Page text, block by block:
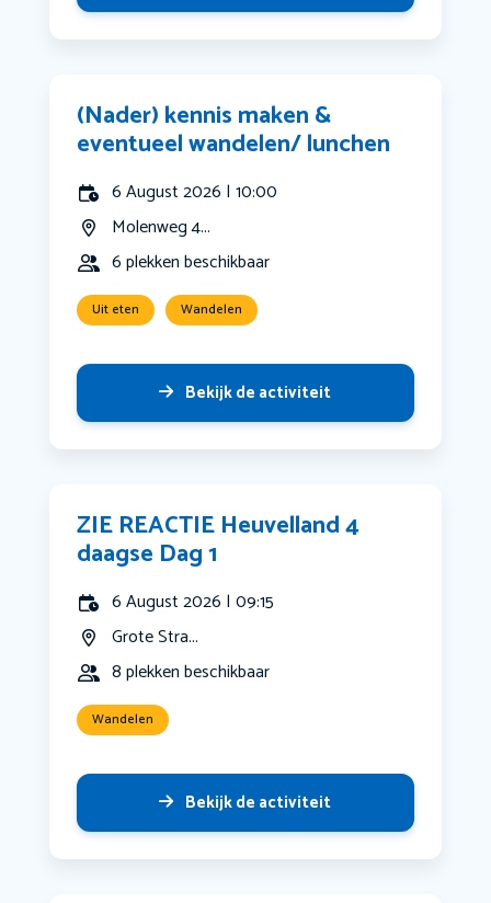
(Nader) kennis maken &
eventueel wandelen/ lunchen
6 August 2026 | 10:00
Molenweg 4...
6 plekken beschikbaar
Uit eten Wandelen
Bekijk de activiteit
ZIE REACTIE Heuvelland 4
daagse Dag 1
6 August 2026 | 09:15
Grote Stra...
8 plekken beschikbaar
Wandelen
Bekijk de activiteit